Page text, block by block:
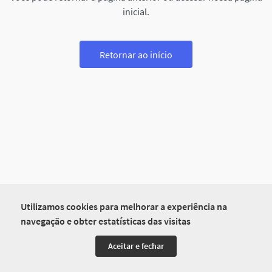
Utilizamos cookies para melhorar a experiência na
navegação e obter estatísticas das visitas
Aceitar e fechar
inicial.
Retornar ao início